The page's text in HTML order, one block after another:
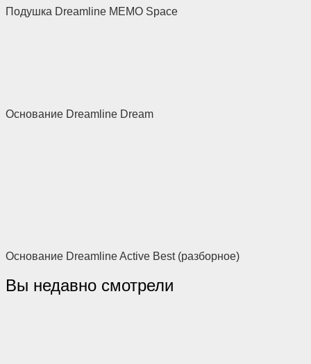
Подушка Dreamline MEMO Space
Основание Dreamline Dream
Основание Dreamline Active Best (разборное)
Вы недавно смотрели